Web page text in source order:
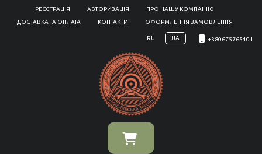
РЕЄСТРАЦІЯ АВТОРИЗАЦІЯ
ПРО НАШУ КОМПАНІЮ
ДОСТАВКА ТА ОПЛАТА
КОНТАКТИ ОФОРМЛЕННЯ ЗАМОВЛЕННЯ
RU UA +380675765401